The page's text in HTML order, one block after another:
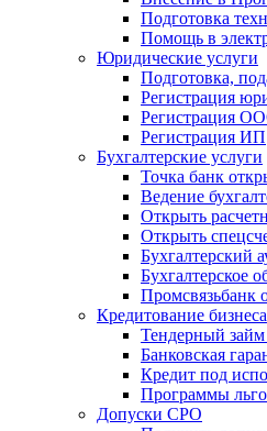
Подготовка
Помощь в
Юридические услуги
Подготовка,
Регистрация
Регистрация
Регистрация ИП
Бухгалтерские услуги
Точка банк
Ведение
Открыть
Открыть
Бухгалтерский
Бухгалтерское
Промсвязьбанк
Кредитование бизнеса
Тендерный
Банковская
Кредит под
Программы
Допуски СРО